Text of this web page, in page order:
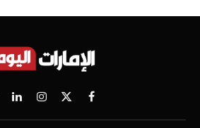
فيسبوك
X
(Twitter)
الانستغرام